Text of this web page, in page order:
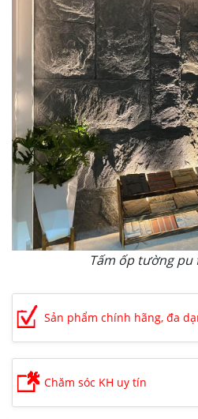
Tấm ốp tường pu
Sản phẩm chính hãng, đa
Chăm sóc KH uy tín